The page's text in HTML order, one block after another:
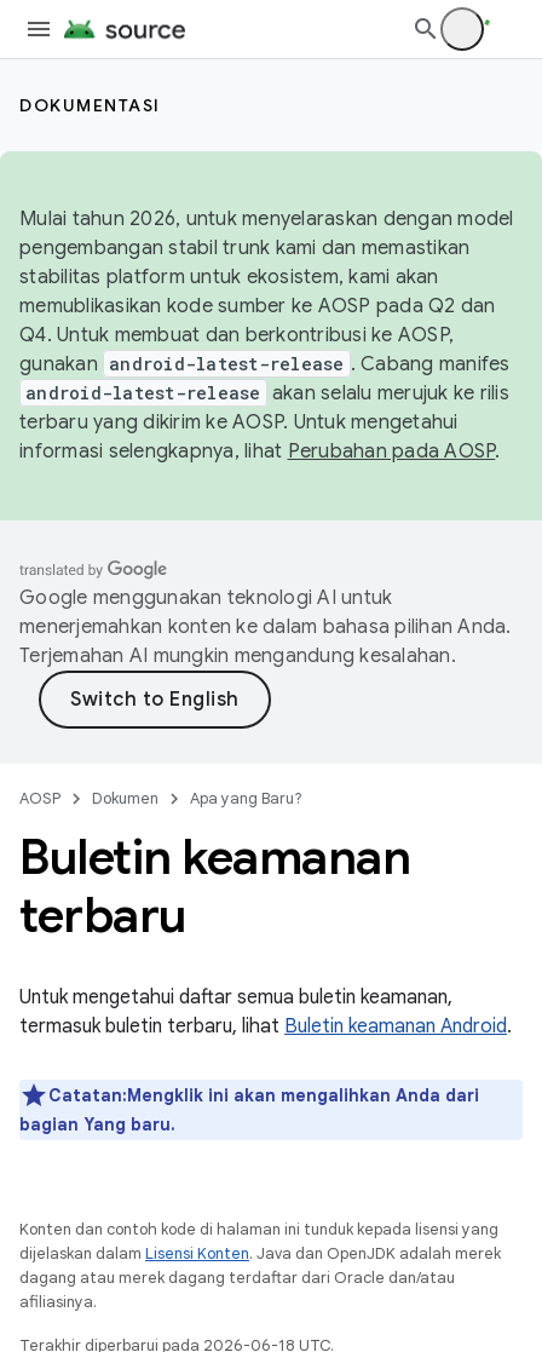
DOKUMENTASI
Mulai tahun 2026, untuk menyelaraskan dengan model
pengembangan stabil trunk kami dan memastikan
stabilitas platform untuk ekosistem, kami akan
memublikasikan kode sumber ke AOSP pada Q2 dan
Q4. Untuk membuat dan berkontribusi ke AOSP,
gunakan android-latest-release . Cabang manifes
android-latest-release akan selalu merujuk ke rilis
terbaru yang dikirim ke AOSP. Untuk mengetahui
informasi selengkapnya, lihat Perubahan pada AOSP.
Google menggunakan teknologi AI untuk
menerjemahkan konten ke dalam bahasa pilihan Anda.
Terjemahan AI mungkin mengandung kesalahan.
AOSP Dokumen Apa yang Baru?
Buletin keamanan
terbaru
Untuk mengetahui daftar semua buletin keamanan,
termasuk buletin terbaru, lihat Buletin keamanan Android.
Catatan:Mengklik ini akan mengalihkan Anda dari
bagian Yang baru.
Konten dan contoh kode di halaman ini tunduk kepada lisensi yang
dijelaskan dalam Lisensi Konten. Java dan OpenJDK adalah merek
dagang atau merek dagang terdaftar dari Oracle dan/atau
afiliasinya.
Terakhir diperbarui pada 2026-06-18 UTC.